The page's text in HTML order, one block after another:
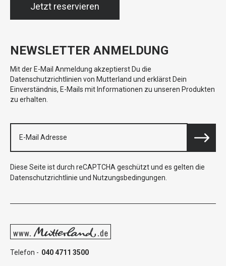
Jetzt reservieren
NEWSLETTER ANMELDUNG
Mit der E-Mail Anmeldung akzeptierst Du die
Datenschutzrichtlinien von Mutterland und erklärst Dein
Einverständnis, E-Mails mit Informationen zu unseren Produkten
zu erhalten.
Diese Seite ist durch reCAPTCHA geschützt und es gelten die
Datenschutzrichtlinie und Nutzungsbedingungen
Telefon - 040 4711 3500